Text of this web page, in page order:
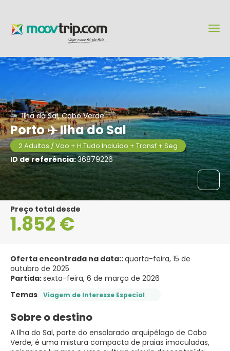
Ilha do Sal, Cabo Verde
Porto ✈️ Ilha do Sal
2 Adultos / Voo + H.Tudo Incluído + Transf + Seg
ID de referência:36879226
Preço total desde
1.852 €
Oferta encontrada na data::quarta-feira, 15 de
outubro de 2025
Partida:sexta-feira, 6 de março de 2026
Temas
Viagem de Interesse Especial
Sobre o destino
A Ilha do Sal, parte do ensolarado arquipélago de Cabo
Verde, é uma mistura compacta de praias imaculadas,